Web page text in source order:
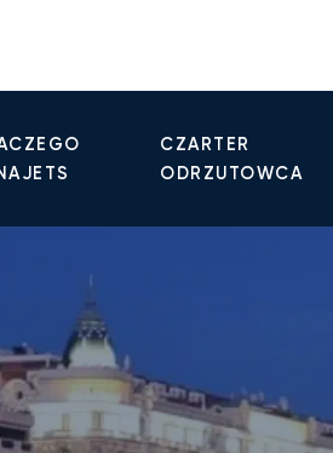
CZARTER
ODRZUTOWCA